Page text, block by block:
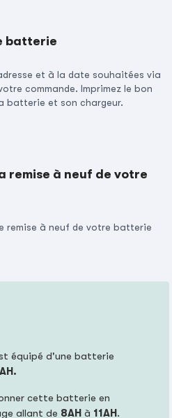
batterie
et à la date souhaitées via
commande. Imprimez le bon
batterie et son chargeur.
remise à neuf de votre
remise à neuf de votre batterie
équipé d'une batterie
cette batterie en
allant de 8AH à 11AH.